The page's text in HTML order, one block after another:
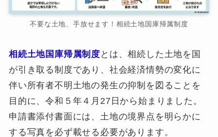
不要な土地、手放せます！相続土地国庫帰属制度
相続土地国庫帰属制度 とは、相続した土地を国
が引き取る制度であり、社会経済情勢の変化に
伴い所有者不明土地の発生の抑制を図ることを
目的に、令和５年４月27日から始まりました。
申請書添付書面には、土地の境界点を明らかに
する写真を必ず載せる必要があります。